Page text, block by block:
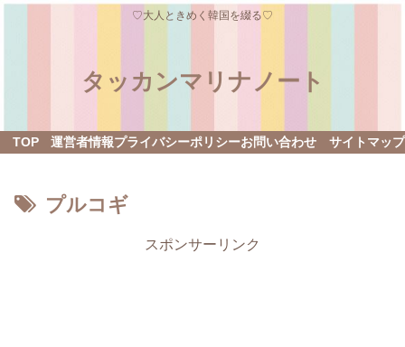
♡大人ときめく韓国を綴る♡
タッカンマリナノート
TOP 運営者情報プライバシーポリシーお問い合わせ サイトマップ
プルコギ
スポンサーリンク